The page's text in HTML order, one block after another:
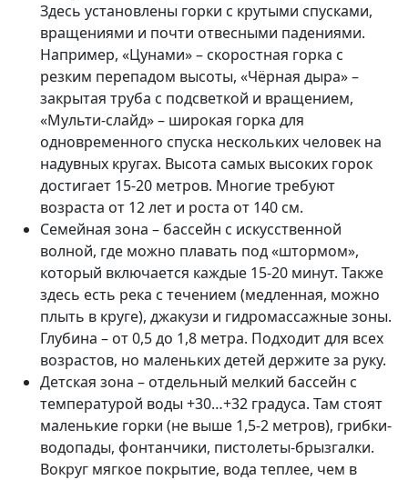
Здесь установлены горки с крутыми спусками,
вращениями и почти отвесными падениями.
Например, «Цунами» – скоростная горка с
резким перепадом высоты, «Чёрная дыра» –
закрытая труба с подсветкой и вращением,
«Мульти-слайд» – широкая горка для
одновременного спуска нескольких человек на
надувных кругах. Высота самых высоких горок
достигает 15-20 метров. Многие требуют
возраста от 12 лет и роста от 140 см.
Семейная зона – бассейн с искусственной
волной, где можно плавать под «штормом»,
который включается каждые 15-20 минут. Также
здесь есть река с течением (медленная, можно
плыть в круге), джакузи и гидромассажные зоны.
Глубина – от 0,5 до 1,8 метра. Подходит для всех
возрастов, но маленьких детей держите за руку.
Детская зона – отдельный мелкий бассейн с
температурой воды +30…+32 градуса. Там стоят
маленькие горки (не выше 1,5-2 метров), грибки-
водопады, фонтанчики, пистолеты-брызгалки.
Вокруг мягкое покрытие, вода теплее, чем в